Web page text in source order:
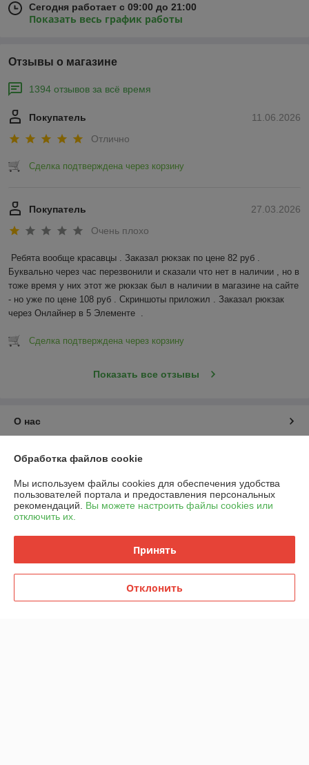
Сегодня работает с 09:00 до 21:00
Показать весь график работы
Отзывы о магазине
1394 отзывов за всё время
11.06.2026
Покупатель
Отлично
Сделка подтверждена через корзину
27.03.2026
Покупатель
Очень плохо
Ребята вообще красавцы . Заказал рюкзак по цене 82 руб .
Буквально через час перезвонили и сказали что нет в наличии , но в
тоже время у них этот же рюкзак был в наличии в магазине на сайте
- но уже по цене 108 руб . Скриншоты приложил . Заказал рюкзак
через Онлайнер в 5 Элементе  .
Сделка подтверждена через корзину
Показать все отзывы
О нас
Контакты
Доставка и оплата
График работы
Политика обработки cookies
Обработка файлов cookie
Мы используем файлы cookies для обеспечения удобства
пользователей портала и предоставления персональных
рекомендаций. Вы можете настроить файлы cookies или
отключить их.
Принять
Отклонить